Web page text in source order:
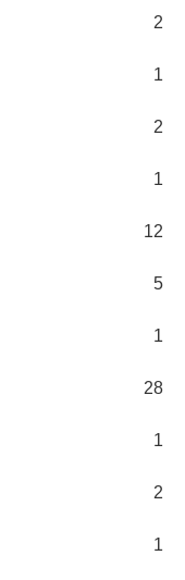
2
1
2
1
12
5
1
28
1
2
1